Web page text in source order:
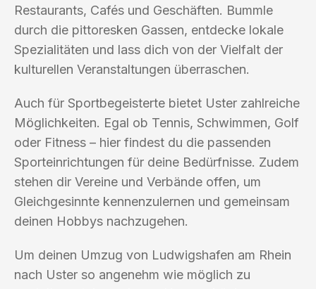
Restaurants, Cafés und Geschäften. Bummle
durch die pittoresken Gassen, entdecke lokale
Spezialitäten und lass dich von der Vielfalt der
kulturellen Veranstaltungen überraschen.
Auch für Sportbegeisterte bietet Uster zahlreiche
Möglichkeiten. Egal ob Tennis, Schwimmen, Golf
oder Fitness – hier findest du die passenden
Sporteinrichtungen für deine Bedürfnisse. Zudem
stehen dir Vereine und Verbände offen, um
Gleichgesinnte kennenzulernen und gemeinsam
deinen Hobbys nachzugehen.
Um deinen Umzug von Ludwigshafen am Rhein
nach Uster so angenehm wie möglich zu